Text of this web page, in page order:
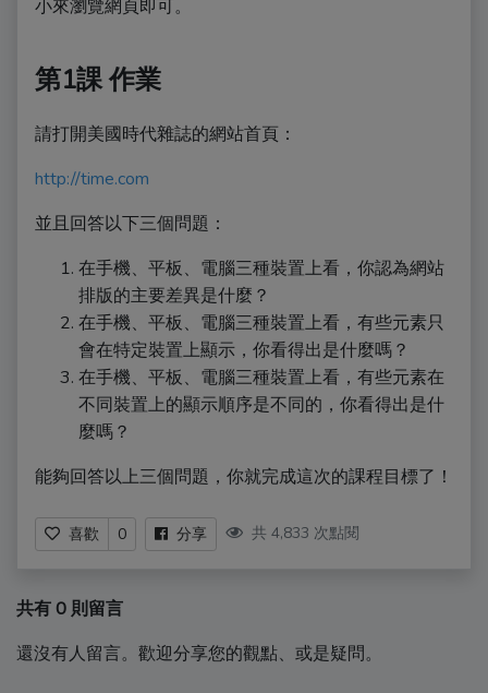
小來瀏覽網頁即可。
第1課 作業
請打開美國時代雜誌的網站首頁：
http://time.com
並且回答以下三個問題：
在手機、平板、電腦三種裝置上看，你認為網站
排版的主要差異是什麼？
在手機、平板、電腦三種裝置上看，有些元素只
會在特定裝置上顯示，你看得出是什麼嗎？
在手機、平板、電腦三種裝置上看，有些元素在
不同裝置上的顯示順序是不同的，你看得出是什
麼嗎？
能夠回答以上三個問題，你就完成這次的課程目標了！
喜歡 0 分享 共 4,833 次點閱
共有 0 則留言
還沒有人留言。歡迎分享您的觀點、或是疑問。